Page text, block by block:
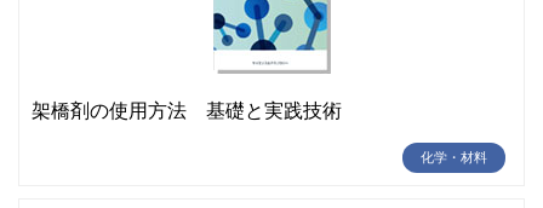
架橋剤の使用方法 基礎と実践技術
化学・材料